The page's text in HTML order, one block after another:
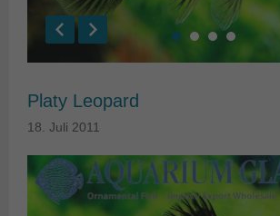
Platy Leopard
18. Juli 2011